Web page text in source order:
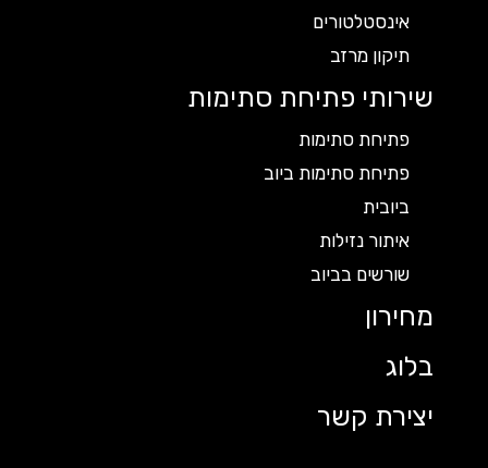
אינסטלטורים
תיקון מרזב
שירותי פתיחת סתימות
פתיחת סתימות
פתיחת סתימות ביוב
ביובית
איתור נזילות
שורשים בביוב
מחירון
בלוג
יצירת קשר